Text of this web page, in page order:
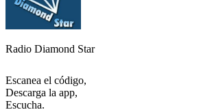
Radio Diamond Star
Escanea el código,
Descarga la app,
Escucha.